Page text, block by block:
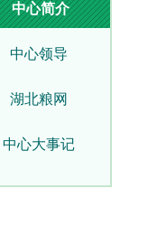
中心简介
中心领导
湖北粮网
中心大事记